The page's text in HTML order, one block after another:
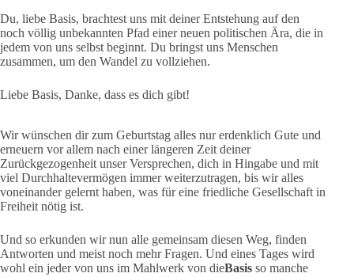
Du, liebe Basis, brachtest uns mit deiner Entstehung auf den
noch völlig unbekannten Pfad einer neuen politischen Ära, die in
jedem von uns selbst beginnt. Du bringst uns Menschen
zusammen, um den Wandel zu vollziehen.
Liebe Basis, Danke, dass es dich gibt!
Wir wünschen dir zum Geburtstag alles nur erdenklich Gute und
erneuern vor allem nach einer längeren Zeit deiner
Zurückgezogenheit unser Versprechen, dich in Hingabe und mit
viel Durchhaltevermögen immer weiterzutragen, bis wir alles
voneinander gelernt haben, was für eine friedliche Gesellschaft in
Freiheit nötig ist.
Und so erkunden wir nun alle gemeinsam diesen Weg, finden
Antworten und meist noch mehr Fragen. Und eines Tages wird
wohl ein jeder von uns im Mahlwerk von dieBasis so manche